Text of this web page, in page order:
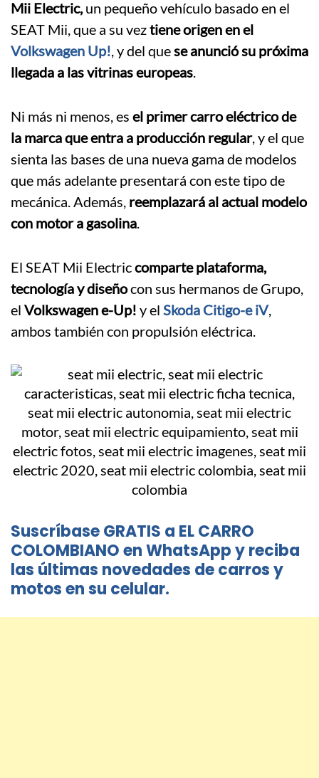
Mii Electric,un pequeño vehículo basado en el
SEAT Mii, que a su veztiene origen en el
Volkswagen Up!, y del quese anunció su próxima
llegada a las vitrinas europeas.
Ni más ni menos, es el primer carro eléctrico de
la marca que entra a producción regular, y el que
sienta las bases de una nueva gama de modelos
que más adelante presentará con este tipo de
mecánica. Además, reemplazará al actual modelo
con motor a gasolina.
El SEAT Mii Electriccomparte plataforma,
tecnología y diseñocon sus hermanos de Grupo,
el Volkswagen e-Up! y el Skoda Citigo-e iV,
ambos también con propulsión eléctrica.
Suscríbase GRATIS a EL CARRO
COLOMBIANO en WhatsApp y reciba
las últimas novedades de carros y
motos en su celular.